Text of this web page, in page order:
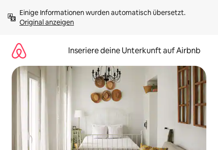
Inhalten
springenOriginal anzeigen
Inseriere deine Unterkunft auf Airbnb